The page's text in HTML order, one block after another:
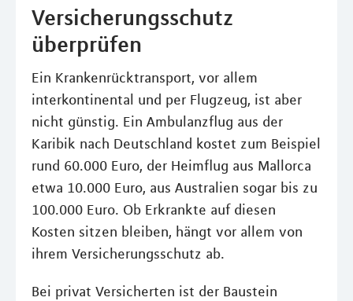
Versicherungsschutz
überprüfen
Ein Krankenrücktransport, vor allem
interkontinental und per Flugzeug, ist aber
nicht günstig. Ein Ambulanzflug aus der
Karibik nach Deutschland kostet zum Beispiel
rund 60.000 Euro, der Heimflug aus Mallorca
etwa 10.000 Euro, aus Australien sogar bis zu
100.000 Euro. Ob Erkrankte auf diesen
Kosten sitzen bleiben, hängt vor allem von
ihrem Versicherungsschutz ab.
Bei privat Versicherten ist der Baustein